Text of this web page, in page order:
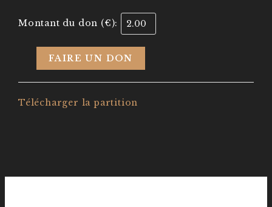
Montant du don (€):
FAIRE UN DON
Télécharger la partition